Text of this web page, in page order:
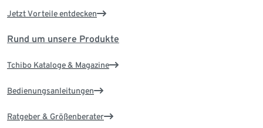
Jetzt Vorteile entdecken
Rund um unsere Produkte
Tchibo Kataloge & Magazine
Bedienungsanleitungen
Ratgeber & Größenberater